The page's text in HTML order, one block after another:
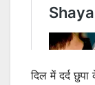
दिल में दर्द